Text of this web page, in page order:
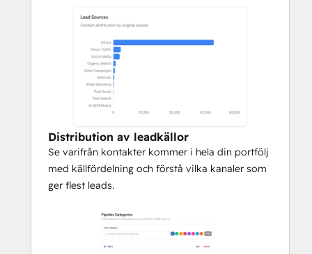
Distribution av leadkällor
Se varifrån kontakter kommer i hela din portfölj
med källfördelning och förstå vilka kanaler som
ger flest leads.